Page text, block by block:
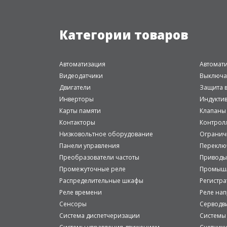
Категории товаров
Автоматизация
Видеодатчики
Двигатели
Защита
Инверторы
Карты памяти
Клапаны
Контакторы
Низковольтное оборудование
Панели управления
Преобразователи частоты
Приводы
Промежуточные реле
Распределительные шкафы
Реле времени
Реле
Сенсоры
Система диспетчеризации
Системы